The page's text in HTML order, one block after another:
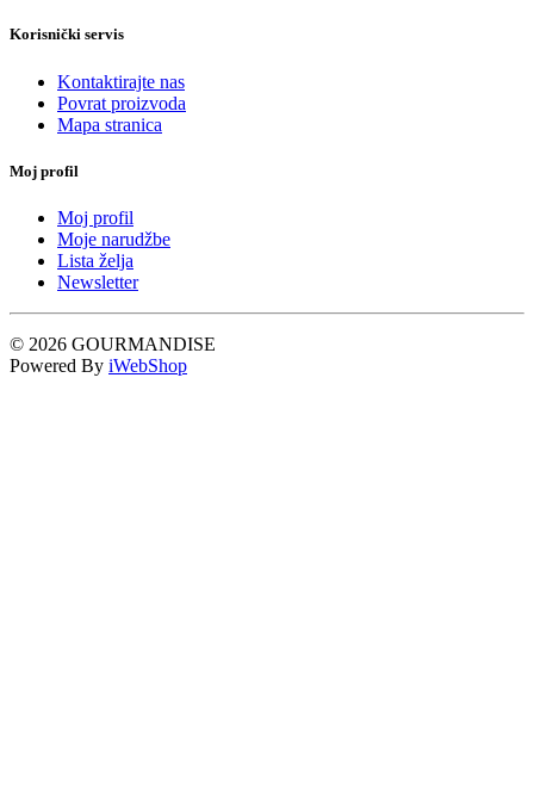
Korisnički servis
Kontaktirajte nas
Povrat proizvoda
Mapa stranica
Moj profil
Moj profil
Moje narudžbe
Lista želja
Newsletter
© 2026 GOURMANDISE
Powered By iWebShop